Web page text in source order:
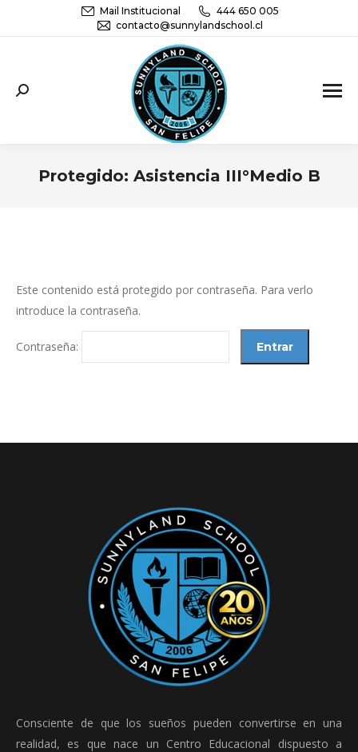
Mail Institucional
444 650 005
contacto@sunnylandschool.cl
Sunnyland School San Felipe | Educación
Parvularia, básica y media
Protegido: Asistencia III°Medio B
Este contenido está protegido por contraseña. Para verlo
introduce la contraseña.
Contraseña:
Consciente de que los sueños pueden convertirse en una
realidad, es que nace un Centro Educacional dispuesto a